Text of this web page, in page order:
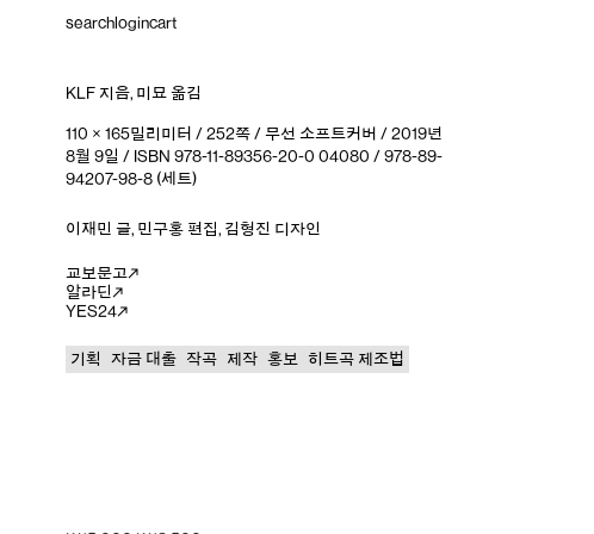
searchlogincart
KLF지음, 미묘옮김
110 × 165밀리미터 / 252쪽 / 무선 소프트커버 / 2019년
8월 9일 / ISBN 978-11-89356-20-0 04080 / 978-89-
94207-98-8 (세트)
이재민 글, 민구홍편집 김형진 디자인
교보문고
알라딘
YES24
기획 자금 대출 작곡 제작 홍보 히트곡 제조법